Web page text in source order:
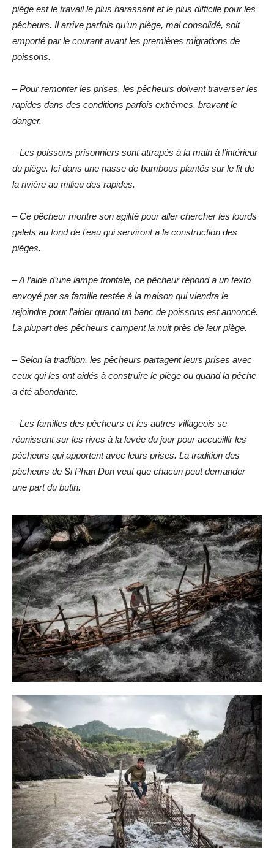
piège est le travail le plus harassant et le plus difficile pour les
pêcheurs. Il arrive parfois qu’un piège, mal consolidé, soit
emporté par le courant avant les premières migrations de
poissons.
– Pour remonter les prises, les pêcheurs doivent traverser les
rapides dans des conditions parfois extrêmes, bravant le
danger.
– Les poissons prisonniers sont attrapés à la main à l’intérieur
du piège. Ici dans une nasse de bambous plantés sur le lit de
la rivière au milieu des rapides.
– Ce pêcheur montre son agilité pour aller chercher les lourds
galets au fond de l’eau qui serviront à la construction des
pièges.
– A l’aide d’une lampe frontale, ce pêcheur répond à un texto
envoyé par sa famille restée à la maison qui viendra le
rejoindre pour l’aider quand un banc de poissons est annoncé.
La plupart des pêcheurs campent la nuit près de leur piège.
– Selon la tradition, les pêcheurs partagent leurs prises avec
ceux qui les ont aidés à construire le piège ou quand la pêche
a été abondante.
– Les familles des pêcheurs et les autres villageois se
réunissent sur les rives à la levée du jour pour accueillir les
pêcheurs qui apportent avec leurs prises. La tradition des
pêcheurs de Si Phan Don veut que chacun peut demander
une part du butin.